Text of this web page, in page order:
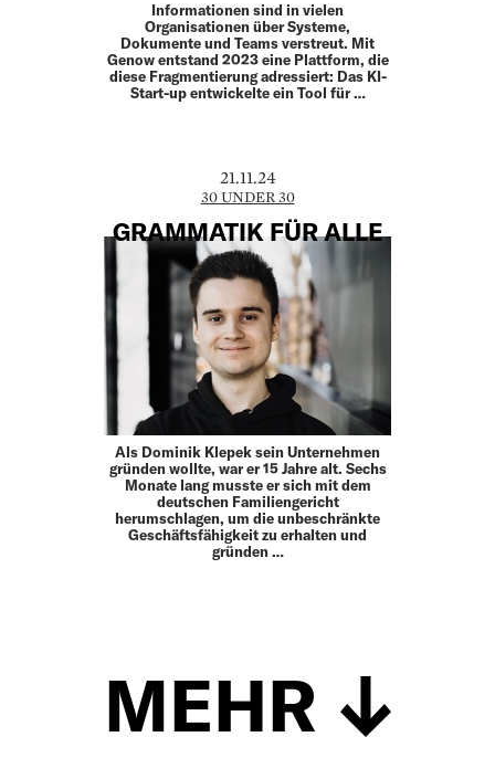
Informationen sind in vielen
Organisationen über Systeme,
Dokumente und Teams verstreut. Mit
Genow entstand 2023 eine Plattform, die
diese Fragmentierung adressiert: Das KI-
Start-up entwickelte ein Tool für …
21.11.24
30 UNDER 30
GRAMMATIK FÜR ALLE
Als Dominik Klepek sein Unternehmen
gründen wollte, war er 15 Jahre alt. Sechs
Monate lang musste er sich mit dem
deutschen Familiengericht
herumschlagen, um die unbeschränkte
Geschäftsfähigkeit zu erhalten und
gründen …
MEHR